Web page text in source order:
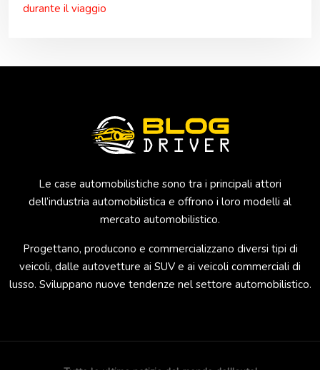
durante il viaggio
Le case automobilistiche sono tra i principali attori
dell’industria automobilistica e offrono i loro modelli al
mercato automobilistico.
Progettano, producono e commercializzano diversi tipi di
veicoli, dalle autovetture ai SUV e ai veicoli commerciali di
lusso. Sviluppano nuove tendenze nel settore automobilistico.